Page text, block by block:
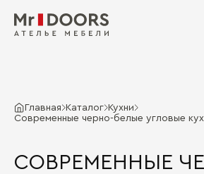
Главная Каталог Кухни
Современные черно-белые угловые
СОВРЕМЕННЫЕ